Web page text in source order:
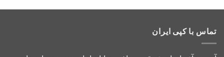
تماس با کپی ایران